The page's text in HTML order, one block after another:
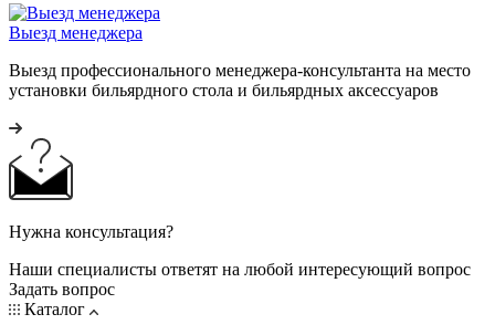
Выезд менеджера
Выезд профессионального менеджера-консультанта на место
установки бильярдного стола и бильярдных аксессуаров
Нужна консультация?
Наши специалисты ответят на любой интересующий вопрос
Задать вопрос
Каталог